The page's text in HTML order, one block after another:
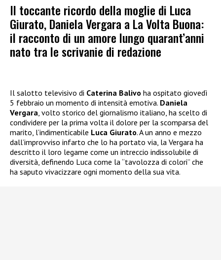
Il toccante ricordo della moglie di Luca
Giurato, Daniela Vergara a La Volta Buona:
il racconto di un amore lungo quarant’anni
nato tra le scrivanie di redazione
Il salotto televisivo di Caterina Balivo ha ospitato giovedì
5 febbraio un momento di intensità emotiva. Daniela
Vergara , volto storico del giornalismo italiano, ha scelto di
condividere per la prima volta il dolore per la scomparsa del
marito, l’indimenticabile Luca Giurato. A un anno e mezzo
dall’improvviso infarto che lo ha portato via, la Vergara ha
descritto il loro legame come un intreccio indissolubile di
diversità, definendo Luca come la “tavolozza di colori” che
ha saputo vivacizzare ogni momento della sua vita.